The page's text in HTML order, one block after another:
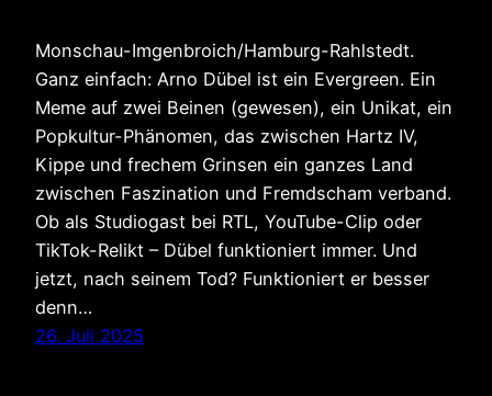
Monschau-Imgenbroich/Hamburg-Rahlstedt.
Ganz einfach: Arno Dübel ist ein Evergreen. Ein
Meme auf zwei Beinen (gewesen), ein Unikat, ein
Popkultur-Phänomen, das zwischen Hartz IV,
Kippe und frechem Grinsen ein ganzes Land
zwischen Faszination und Fremdscham verband.
Ob als Studiogast bei RTL, YouTube-Clip oder
TikTok-Relikt – Dübel funktioniert immer. Und
jetzt, nach seinem Tod? Funktioniert er besser
denn…
26. Juli 2025